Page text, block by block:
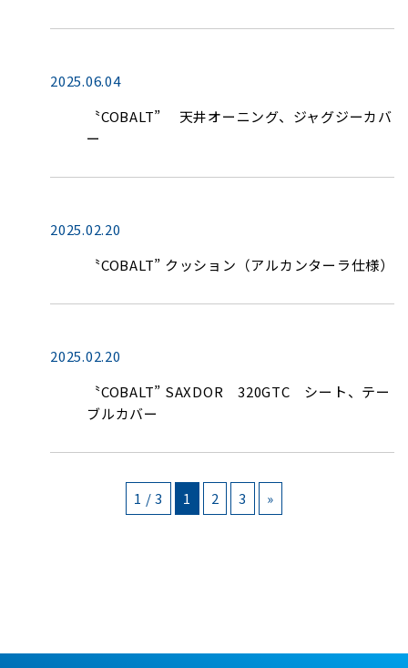
2025.06.04
〝COBALT” 天井オーニング、ジャグジーカバ
ー
2025.02.20
〝COBALT” クッション（アルカンターラ仕様）
2025.02.20
〝COBALT” SAXDOR 320GTC シート、テー
ブルカバー
1 / 3 1 2 3 »